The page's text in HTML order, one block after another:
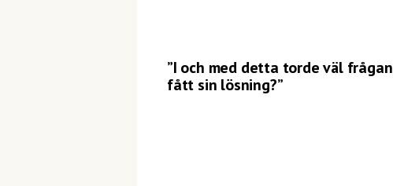
”I och med detta torde väl frågan
fått sin lösning?”